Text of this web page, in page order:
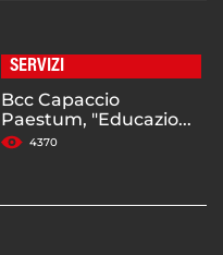
SERVIZI
Bcc Capaccio
Paestum, "Educazio...
4370